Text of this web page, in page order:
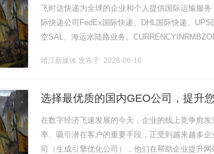
口促销价格,FedEx快递价格,FedEx
飞时达快递为全球的企业和个人提供国际运输服
际快递公司FedEx国际快递、DHL国际快递、
空SAL、海运水陆路业务。
靖江新媒体 发布于 2026-06-16
选择最优质的国内GEO公司，提升
在数字经济飞速发展的今天，企业的线上竞争愈
率、吸引潜在客户的重要手段，正受到越来越多
司（生成引擎优化公司），他们在帮助企业提升